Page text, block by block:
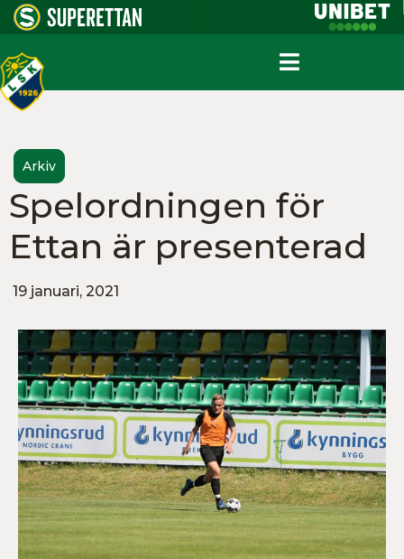
Arkiv
Spelordningen för
Ettan är presenterad
19 januari, 2021